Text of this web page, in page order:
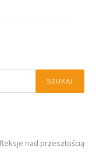
nad przeszłością